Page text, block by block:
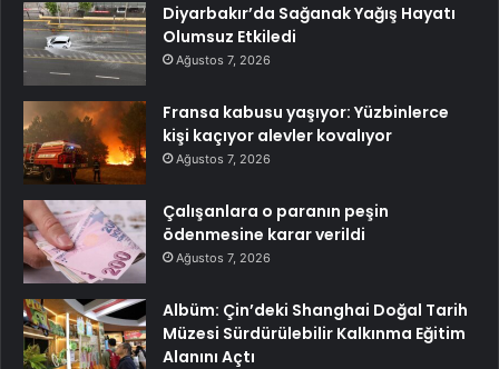
Diyarbakır’da Sağanak Yağış Hayatı
Olumsuz Etkiledi
Ağustos 7, 2026
Fransa kabusu yaşıyor: Yüzbinlerce
kişi kaçıyor alevler kovalıyor
Ağustos 7, 2026
Çalışanlara o paranın peşin
ödenmesine karar verildi
Ağustos 7, 2026
Albüm: Çin’deki Shanghai Doğal Tarih
Müzesi Sürdürülebilir Kalkınma Eğitim
Alanını Açtı